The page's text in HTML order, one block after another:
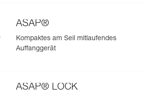
ASAP®
Kompaktes am Seil mitlaufendes
Auffanggerät
ASAP® LOCK